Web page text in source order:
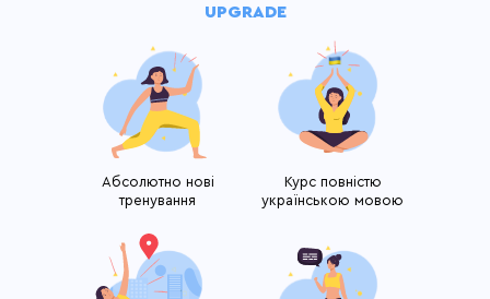
UPGRADE
Абсолютно нові
тренування
Курс повністю
українською мовою